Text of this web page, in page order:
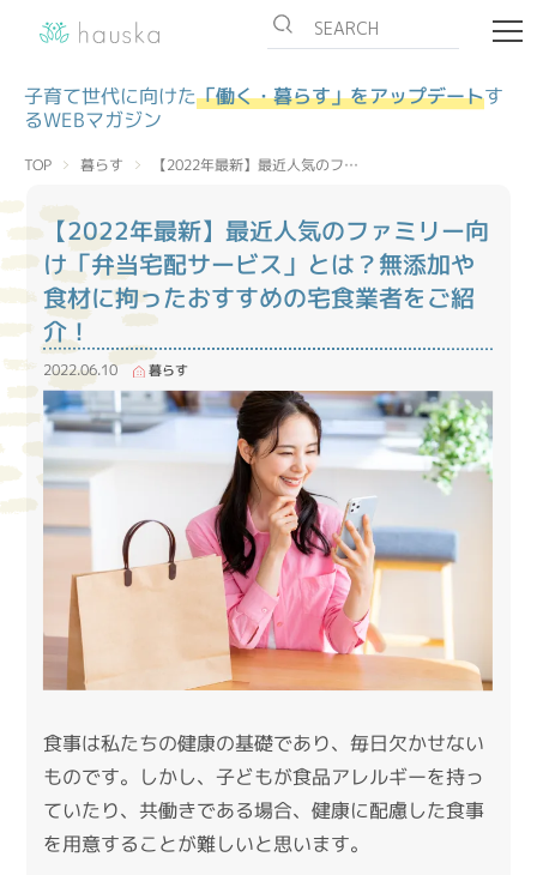
子育て世代に向けた「働く・暮らす」をアップデートす
るWEBマガジン
TOP 暮らす 【2022年最新】最近人気のフ…
【2022年最新】最近人気のファミリー向
け「弁当宅配サービス」とは？無添加や
食材に拘ったおすすめの宅食業者をご紹
介！
2022.06.10 暮らす
食事は私たちの健康の基礎であり、毎日欠かせない
ものです。 しかし、子どもが食品アレルギーを持っ
ていたり、共働きである場合、健康に配慮した食事
を用意することが難しいと思います。